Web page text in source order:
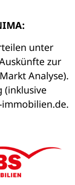
unter
zur
Analyse).
(inklusive